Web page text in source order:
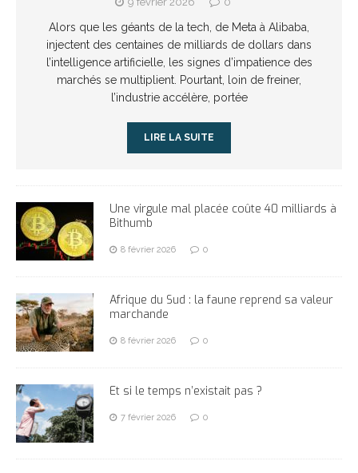
Alors que les géants de la tech, de Meta à Alibaba,
injectent des centaines de milliards de dollars dans
l’intelligence artificielle, les signes d’impatience des
marchés se multiplient. Pourtant, loin de freiner,
l’industrie accélère, portée
LIRE LA SUITE
Une virgule mal placée coûte 40 milliards à
Bithumb
8 février 2026 0
Afrique du Sud : la faune reprend sa valeur
marchande
8 février 2026 0
Et si le temps n’existait pas ?
7 février 2026 0